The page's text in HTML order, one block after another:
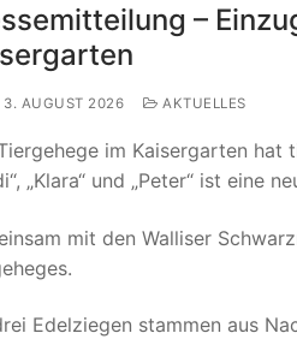
–
3. AUGUST 2026 AKTUELLES
im Kaisergarten hat
„Klara“ und „Peter“ ist eine
mit den Walliser
Edelziegen stammen aus